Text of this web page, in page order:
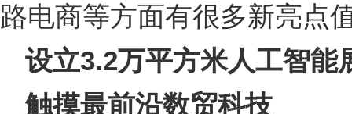
路电商等方面有很多新亮点
设立3.2万平方米人工智能
触摸最前沿数贸科技